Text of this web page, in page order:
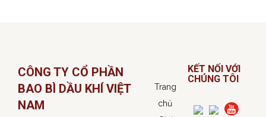
CÔNG TY CỔ PHẦN
BAO BÌ DẦU KHÍ VIỆT
NAM
Trang
chủ
KẾT NỐI VỚI
CHÚNG TÔI